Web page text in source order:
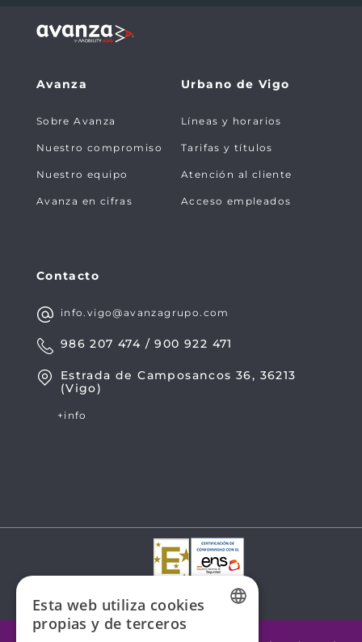
Avanza
Sobre Avanza
Nuestro compromiso
Nuestro equipo
Avanza en cifras
Urbano de Vigo
Líneas y horarios
Tarifas y títulos
Atención al cliente
Acceso empleados
Contacto
info.vigo@avanzagrupo.com
986 207 474 / 900 922 471
Estrada de Camposancos 36, 36213
(Vigo)
+info
Esta web utiliza cookies
propias y de terceros